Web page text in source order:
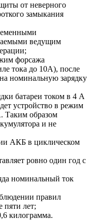
от неверного
замыкания
ведущим
форсажа
тока до 10А), после
номинальную зарядку
батареи током в 4 А
устройство в режим
Таким образом
и не
АКБ в циклическом
ровно один год с
номинальный ток
правил
пяти лет;
килограмма.